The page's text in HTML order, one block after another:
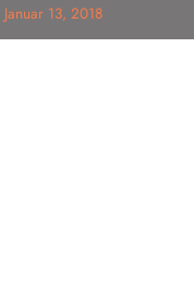
Januar 13, 2018